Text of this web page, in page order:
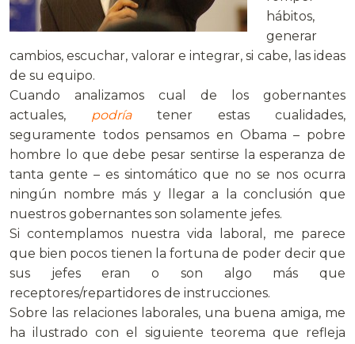
hábitos,
generar
cambios, escuchar, valorar e integrar, si cabe, las ideas
de su equipo.
Cuando analizamos cual de los gobernantes
actuales,
podríatener estas cualidades,
seguramente todos pensamos en Obama – pobre
hombre lo que debe pesar sentirse la esperanza de
tanta gente – es sintomático que no se nos ocurra
ningún nombre más y llegar a la conclusión que
nuestros gobernantes son solamente jefes.
Si contemplamos nuestra vida laboral, me parece
que bien pocos tienen la fortuna de poder decir que
sus jefes eran o son algo más que
receptores/repartidores de instrucciones.
Sobre las relaciones laborales, una buena amiga, me
ha ilustrado con el siguiente teorema que refleja